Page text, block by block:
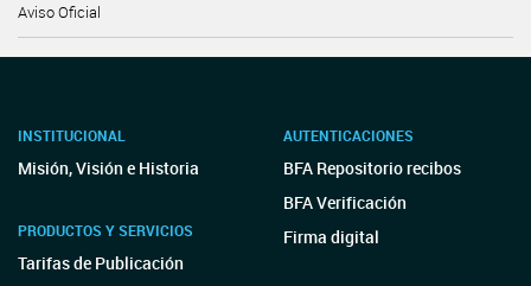
Aviso Oficial
INSTITUCIONAL
Misión, Visión e Historia
PRODUCTOS Y SERVICIOS
Tarifas de Publicación
AUTENTICACIONES
BFA Repositorio recibos
BFA Verificación
Firma digital